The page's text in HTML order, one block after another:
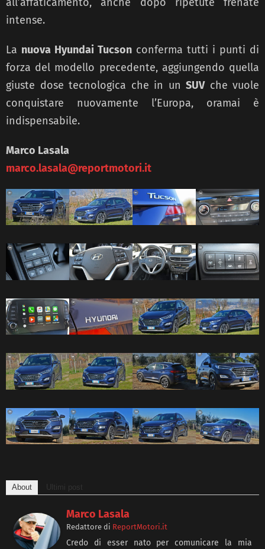
intense.
La nuova Hyundai Tucson conferma tutti i punti di
forza del modello precedente, aggiungendo quella
giuste dose tecnologica che in un SUVche vuole
conquistare nuovamente l’Europa, oramai è
indispensabile.
Marco Lasala
marco.lasala@reportmotori.it
About Ultimi post
Marco Lasala
Redattore di ReportMotori.it
Credo di esser nato per comunicare la mia